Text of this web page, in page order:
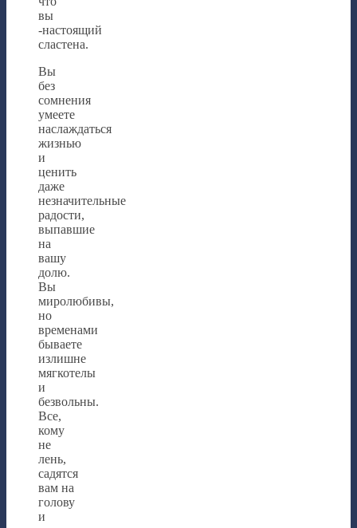
вы
-настоящий
сластена.
Вы
без
сомнения
умеете
наслаждаться
жизнью
и
ценить
даже
незначительные
радости,
выпавшие
на
вашу
долю.
Вы
миролюбивы,
но
временами
бываете
излишне
мягкотелы
и
безвольны.
Все,
кому
не
лень,
садятся
вам на
голову
и